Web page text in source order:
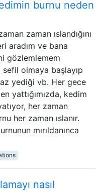
burnu neden
zaman ıslandığını
aradım ve bana
gözlemlemem
olmaya başlayıp
az yediği vb. Her gece
yattığımızda, kedim
her zaman
her zaman ıslanır.
mırıldanınca
nasıl